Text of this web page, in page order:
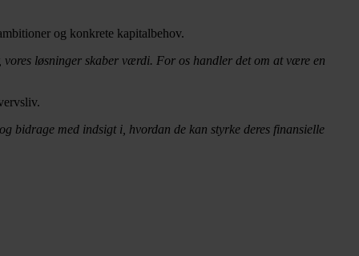
og konkrete kapitalbehov.
vores løsninger skaber værdi. For os handler det om at være en
bidrage med indsigt i, hvordan de kan styrke deres finansielle